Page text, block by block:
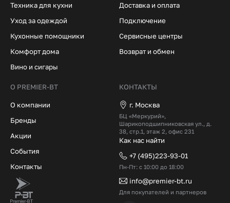
Техника для кухни
Уход за одеждой
Кухонные помощники
Комфорт дома
Вино и сигары
Доставка и оплата
Подключение
Сервисные центры
Возврат и обмен
О PREMIER-BT
О компании
Бренды
Акции
События
Контакты
КОНТАКТЫ
г. Москва
БЦ «Меркурий»,
Шарикоподшипниковская ул., д.
38, стр.1, этаж 2, офис 231
Как нас найти
+7 (495)223-93-01
Пн-Пт: с 10:00 до 18:00
info@premier-bt.ru
Для покупателей и партнеров